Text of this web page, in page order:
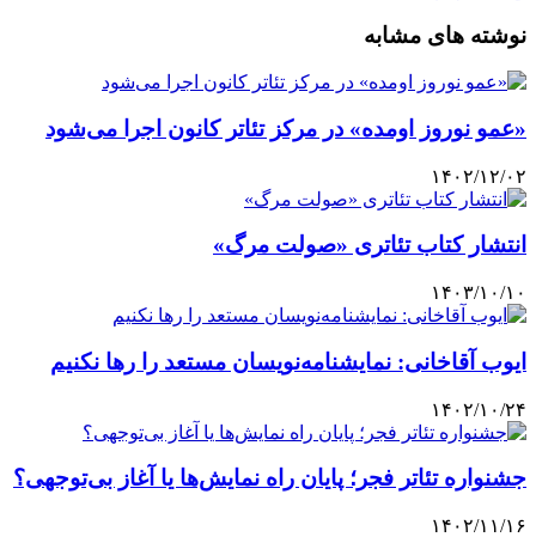
نوشته های مشابه
«عمو نوروز اومده» در مرکز تئاتر کانون اجرا می‌شود
۱۴۰۲/۱۲/۰۲
انتشار کتاب تئاتری «صولت مرگ»
۱۴۰۳/۱۰/۱۰
ایوب آقاخانی: نمایشنامه‌نویسان مستعد را رها نکنیم
۱۴۰۲/۱۰/۲۴
جشنواره تئاتر فجر؛ پایان راه نمایش‌ها یا آغاز بی‌توجهی؟
۱۴۰۲/۱۱/۱۶